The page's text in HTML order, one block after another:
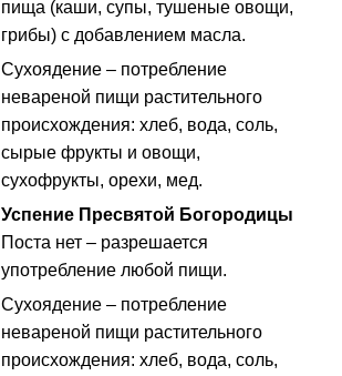
пища (каши, супы, тушеные овощи,
грибы) с добавлением масла.
Сухоядение – потребление
невареной пищи растительного
происхождения: хлеб, вода, соль,
сырые фрукты и овощи,
сухофрукты, орехи, мед.
Успение Пресвятой Богородицы
Поста нет – разрешается
употребление любой пищи.
Сухоядение – потребление
невареной пищи растительного
происхождения: хлеб, вода, соль,